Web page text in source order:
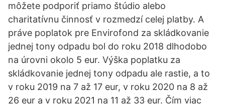
môžete podporiť priamo štúdio alebo
charitatívnu činnosť v rozmedzí celej platby. A
práve poplatok pre Envirofond za skládkovanie
jednej tony odpadu bol do roku 2018 dlhodobo
na úrovni okolo 5 eur. Výška poplatku za
skládkovanie jednej tony odpadu ale rastie, a to
v roku 2019 na 7 až 17 eur, v roku 2020 na 8 až
26 eur a v roku 2021 na 11 až 33 eur. Čím viac